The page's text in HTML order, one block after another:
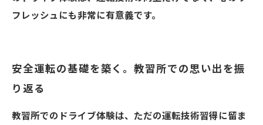
フレッシュにも非常に有意義です。
安全運転の基礎を築く。教習所での思い出を振
り返る
教習所でのドライブ体験は、ただの運転技術習得に留ま